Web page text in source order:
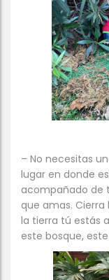
– No necesitas
lugar en donde
acompañado de
que amas.
la tierra tú estás
este bosque,